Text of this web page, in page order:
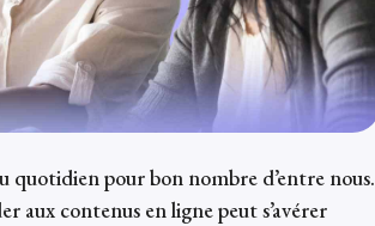
pour bon nombre d’entre nous.
aux contenus en ligne peut s’avérer